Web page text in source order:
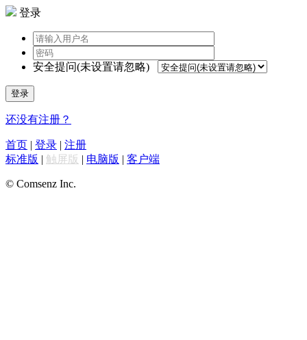
登录
安全提问(未设置请忽略)
登录
还没有注册？
首页 | 登录 | 注册
标准版 | 触屏版 | 电脑版 | 客户端
© Comsenz Inc.